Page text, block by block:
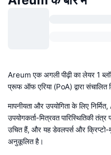
Areum एक अगली पीढ़ी का लेयर 1
प्रूफ ऑफ एरिया (PoA) द्वारा संचालित
मापनीयता और उपयोगिता के लिए
उपयोगकर्ता-मित्रवत पारिस्थितिकी
उचित हैं, और यह डेवलपर्स और क्रिप्टो-
अनुकूलित है।